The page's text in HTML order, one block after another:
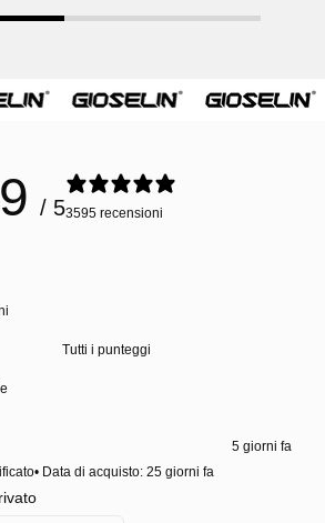
/ 53595 recensioni
5 giorni fa
• Data di acquisto: 25 giorni fa